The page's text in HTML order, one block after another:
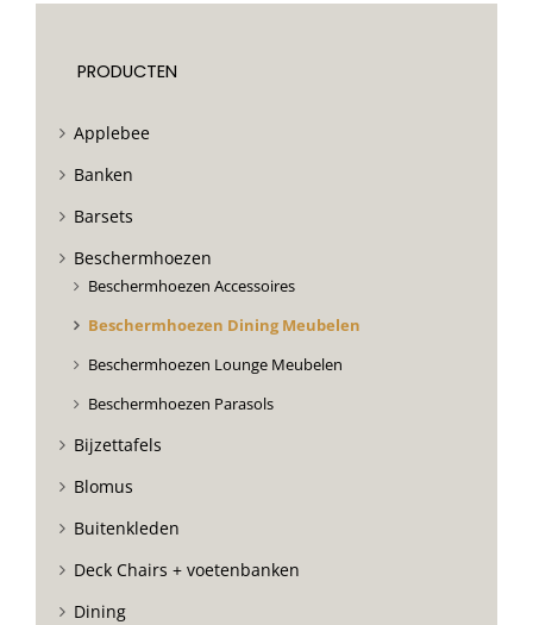
PRODUCTEN
Applebee
Banken
Barsets
Beschermhoezen
Beschermhoezen Accessoires
Beschermhoezen Dining Meubelen
Beschermhoezen Lounge Meubelen
Beschermhoezen Parasols
Bijzettafels
Blomus
Buitenkleden
Deck Chairs + voetenbanken
Dining